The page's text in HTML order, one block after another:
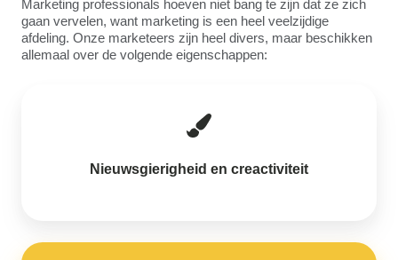
Marketing professionals hoeven niet bang te zijn dat ze zich
gaan vervelen, want marketing is een heel veelzijdige
afdeling. Onze marketeers zijn heel divers, maar beschikken
allemaal over de volgende eigenschappen:
Nieuwsgierigheid en creactiviteit